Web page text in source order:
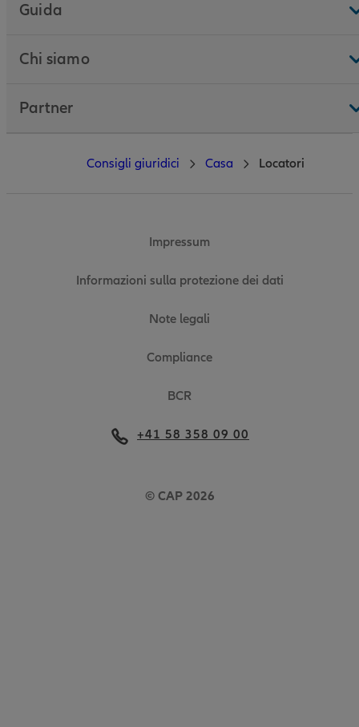
Guida
Chi siamo
Partner
Impressum
Informazioni sulla protezione dei dati
Note legali
Compliance
BCR
© CAP 2026
+41 58 358 09 00
Consigli giuridici Casa Locatori